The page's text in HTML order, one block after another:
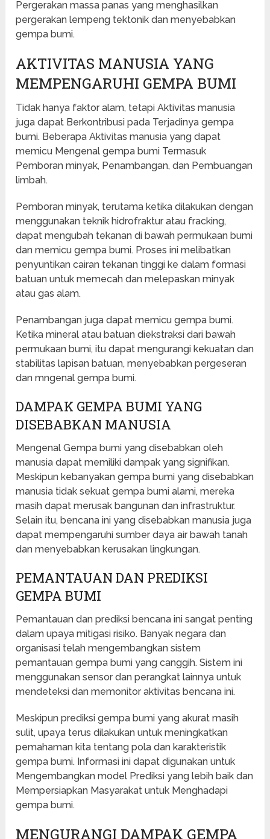
Pergerakan massa panas yang menghasilkan
pergerakan lempeng tektonik dan menyebabkan
gempa bumi.
AKTIVITAS MANUSIA YANG
MEMPENGARUHI GEMPA BUMI
Tidak hanya faktor alam, tetapi Aktivitas manusia
juga dapat Berkontribusi pada Terjadinya gempa
bumi. Beberapa Aktivitas manusia yang dapat
memicu Mengenal gempa bumi Termasuk
Pemboran minyak, Penambangan, dan Pembuangan
limbah.
Pemboran minyak, terutama ketika dilakukan dengan
menggunakan teknik hidrofraktur atau fracking,
dapat mengubah tekanan di bawah permukaan bumi
dan memicu gempa bumi. Proses ini melibatkan
penyuntikan cairan tekanan tinggi ke dalam formasi
batuan untuk memecah dan melepaskan minyak
atau gas alam.
Penambangan juga dapat memicu gempa bumi.
Ketika mineral atau batuan diekstraksi dari bawah
permukaan bumi, itu dapat mengurangi kekuatan dan
stabilitas lapisan batuan, menyebabkan pergeseran
dan mngenal gempa bumi.
DAMPAK GEMPA BUMI YANG
DISEBABKAN MANUSIA
Mengenal Gempa bumi yang disebabkan oleh
manusia dapat memiliki dampak yang signifikan.
Meskipun kebanyakan gempa bumi yang disebabkan
manusia tidak sekuat gempa bumi alami, mereka
masih dapat merusak bangunan dan infrastruktur.
Selain itu, bencana ini yang disebabkan manusia juga
dapat mempengaruhi sumber daya air bawah tanah
dan menyebabkan kerusakan lingkungan.
PEMANTAUAN DAN PREDIKSI
GEMPA BUMI
Pemantauan dan prediksi bencana ini sangat penting
dalam upaya mitigasi risiko. Banyak negara dan
organisasi telah mengembangkan sistem
pemantauan gempa bumi yang canggih. Sistem ini
menggunakan sensor dan perangkat lainnya untuk
mendeteksi dan memonitor aktivitas bencana ini.
Meskipun prediksi gempa bumi yang akurat masih
sulit, upaya terus dilakukan untuk meningkatkan
pemahaman kita tentang pola dan karakteristik
gempa bumi. Informasi ini dapat digunakan untuk
Mengembangkan model Prediksi yang lebih baik dan
Mempersiapkan Masyarakat untuk Menghadapi
gempa bumi.
MENGURANGI DAMPAK GEMPA